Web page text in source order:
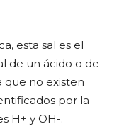
esta sal es el
de un ácido o de
que no existen
por la
H+ y OH-.